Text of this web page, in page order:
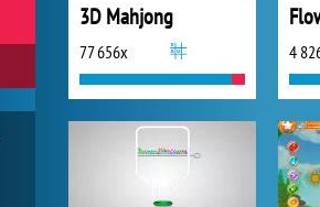
3D Mahjong
77 656x 4